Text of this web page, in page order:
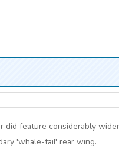
did feature considerably wider
'whale-tail' rear wing.